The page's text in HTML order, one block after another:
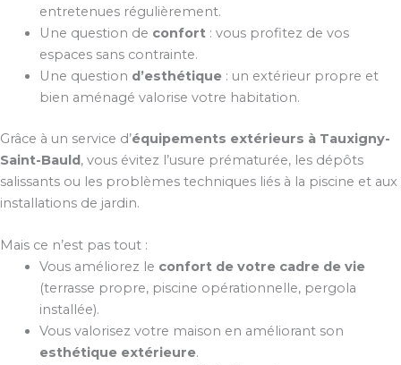
entretenues régulièrement.
Une question de confort: vous profitez de vos
espaces sans contrainte.
Une question d’esthétique: un extérieur propre et
bien aménagé valorise votre habitation.
Grâce à un service d’équipements extérieurs à Tauxigny-
Saint-Bauld, vous évitez l’usure prématurée, les dépôts
salissants ou les problèmes techniques liés à la piscine et aux
installations de jardin.
Mais ce n’est pas tout :
Vous améliorez le confort de votre cadre de vie
(terrasse propre, piscine opérationnelle, pergola
installée).
Vous valorisez votre maison en améliorant son
esthétique extérieure.